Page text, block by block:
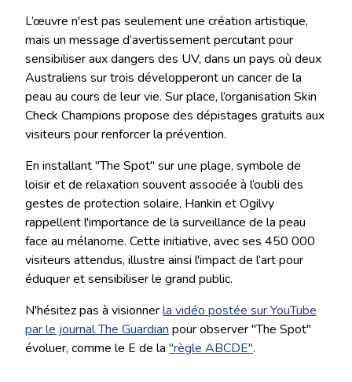
L’œuvre n'est pas seulement une création artistique,
mais un message d’avertissement percutant pour
sensibiliser aux dangers des UV, dans un pays où deux
Australiens sur trois développeront un cancer de la
peau au cours de leur vie. Sur place, l’organisation Skin
Check Champions propose des dépistages gratuits aux
visiteurs pour renforcer la prévention.
En installant "The Spot" sur une plage, symbole de
loisir et de relaxation souvent associée à l’oubli des
gestes de protection solaire, Hankin et Ogilvy
rappellent l'importance de la surveillance de la peau
face au mélanome. Cette initiative, avec ses 450 000
visiteurs attendus, illustre ainsi l'impact de l’art pour
éduquer et sensibiliser le grand public.
N'hésitez pas à visionnerla vidéo postée sur YouTube
par le journal The Guardian pour observer "The Spot"
évoluer, comme le E de la "règle ABCDE".